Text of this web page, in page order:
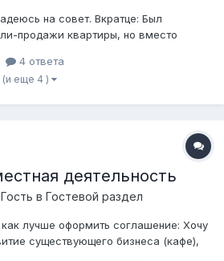
на совет. Вкратце: Был
продажи квартиры, но вместо
квартиры, являющейся общей
без согласия супруги. Я не
4 ответа
(и еще 4 )
деятельность
в Гостевой раздел
как лучше оформить соглашение: Хочу
существующего бизнеса (кафе),